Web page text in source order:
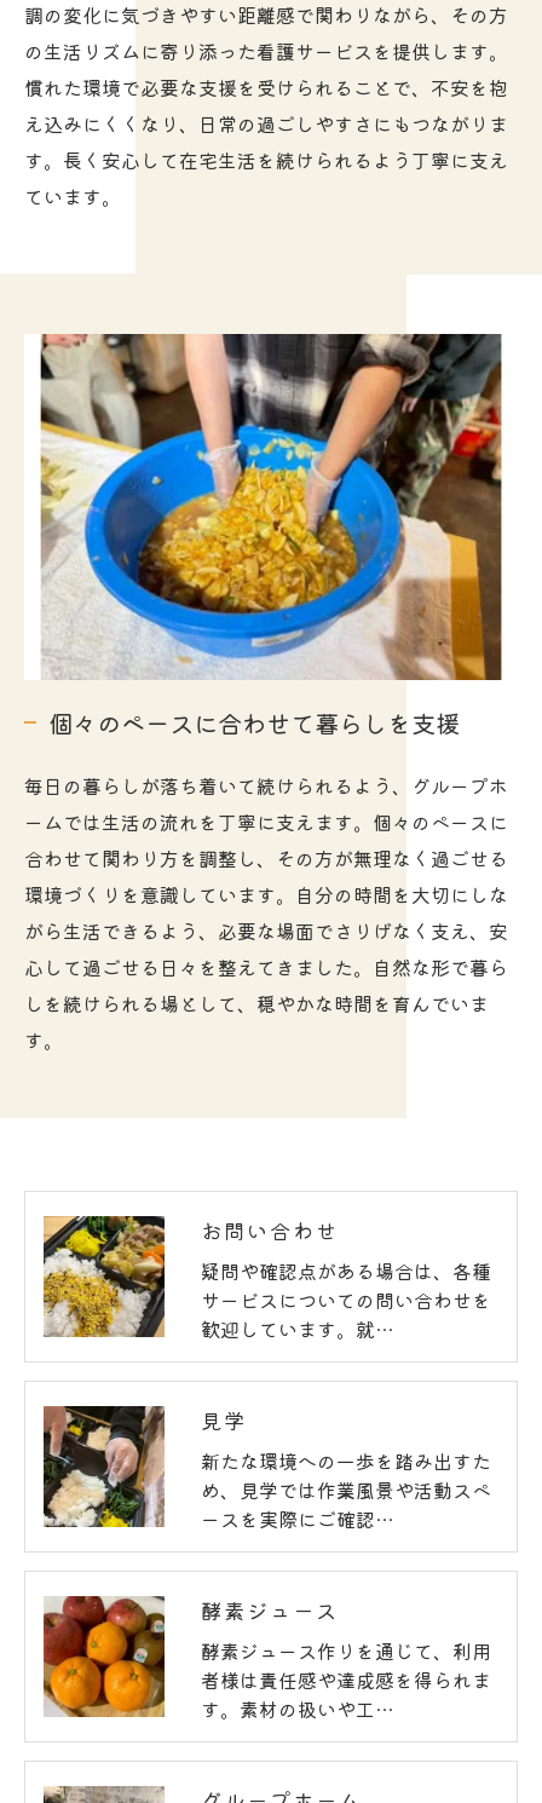
調の変化に気づきやすい距離感で関わりながら、その方
の生活リズムに寄り添った看護サービスを提供します。
慣れた環境で必要な支援を受けられることで、不安を抱
え込みにくくなり、日常の過ごしやすさにもつながりま
す。長く安心して在宅生活を続けられるよう丁寧に支え
ています。
個々のペースに合わせて暮らしを支援
毎日の暮らしが落ち着いて続けられるよう、グループホ
ームでは生活の流れを丁寧に支えます。個々のペースに
合わせて関わり方を調整し、その方が無理なく過ごせる
環境づくりを意識しています。自分の時間を大切にしな
がら生活できるよう、必要な場面でさりげなく支え、安
心して過ごせる日々を整えてきました。自然な形で暮ら
しを続けられる場として、穏やかな時間を育んでいま
す。
お問い合わせ
疑問や確認点がある場合は、各種
サービスについての問い合わせを
歓迎しています。就…
見学
新たな環境への一歩を踏み出すた
め、見学では作業風景や活動スペ
ースを実際にご確認…
酵素ジュース
酵素ジュース作りを通じて、利用
者様は責任感や達成感を得られま
す。素材の扱いや工…
お問い合わせはこちら